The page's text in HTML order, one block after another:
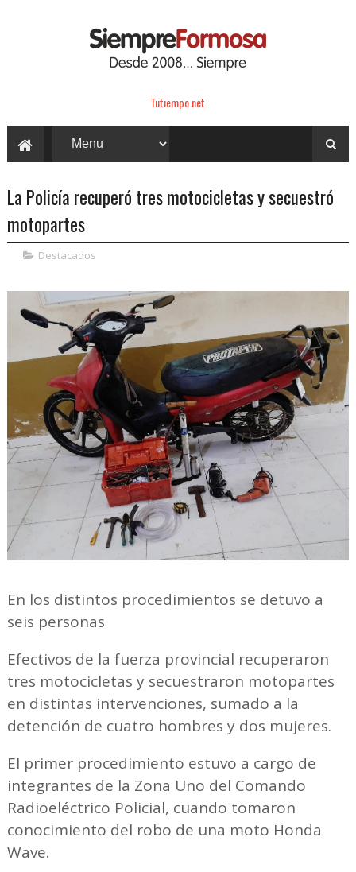
Tutiempo.net
La Policía recuperó tres motocicletas y secuestró
motopartes
Destacados
En los distintos procedimientos se detuvo a
seis personas
Efectivos de la fuerza provincial recuperaron
tres motocicletas y secuestraron motopartes
en distintas intervenciones, sumado a la
detención de cuatro hombres y dos mujeres.
El primer procedimiento estuvo a cargo de
integrantes de la Zona Uno del Comando
Radioeléctrico Policial, cuando tomaron
conocimiento del robo de una moto Honda
Wave.